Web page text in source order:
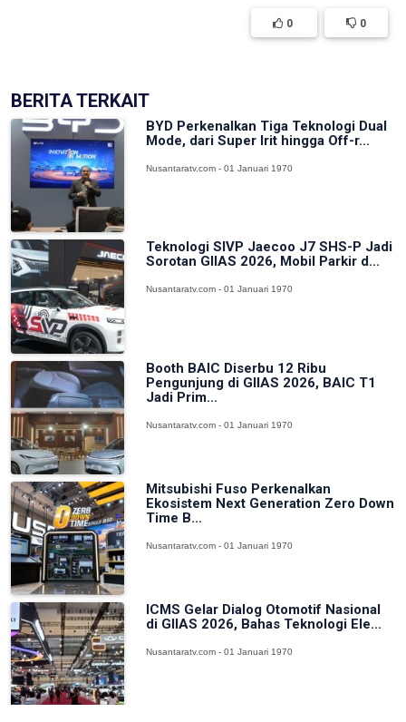
0 0
BERITA TERKAIT
BYD Perkenalkan Tiga Teknologi Dual
Mode, dari Super Irit hingga Off-r...
Nusantaratv.com - 01 Januari 1970
Teknologi SIVP Jaecoo J7 SHS-P Jadi
Sorotan GIIAS 2026, Mobil Parkir d...
Nusantaratv.com - 01 Januari 1970
Booth BAIC Diserbu 12 Ribu
Pengunjung di GIIAS 2026, BAIC T1
Jadi Prim...
Nusantaratv.com - 01 Januari 1970
Mitsubishi Fuso Perkenalkan
Ekosistem Next Generation Zero Down
Time B...
Nusantaratv.com - 01 Januari 1970
ICMS Gelar Dialog Otomotif Nasional
di GIIAS 2026, Bahas Teknologi Ele...
Nusantaratv.com - 01 Januari 1970